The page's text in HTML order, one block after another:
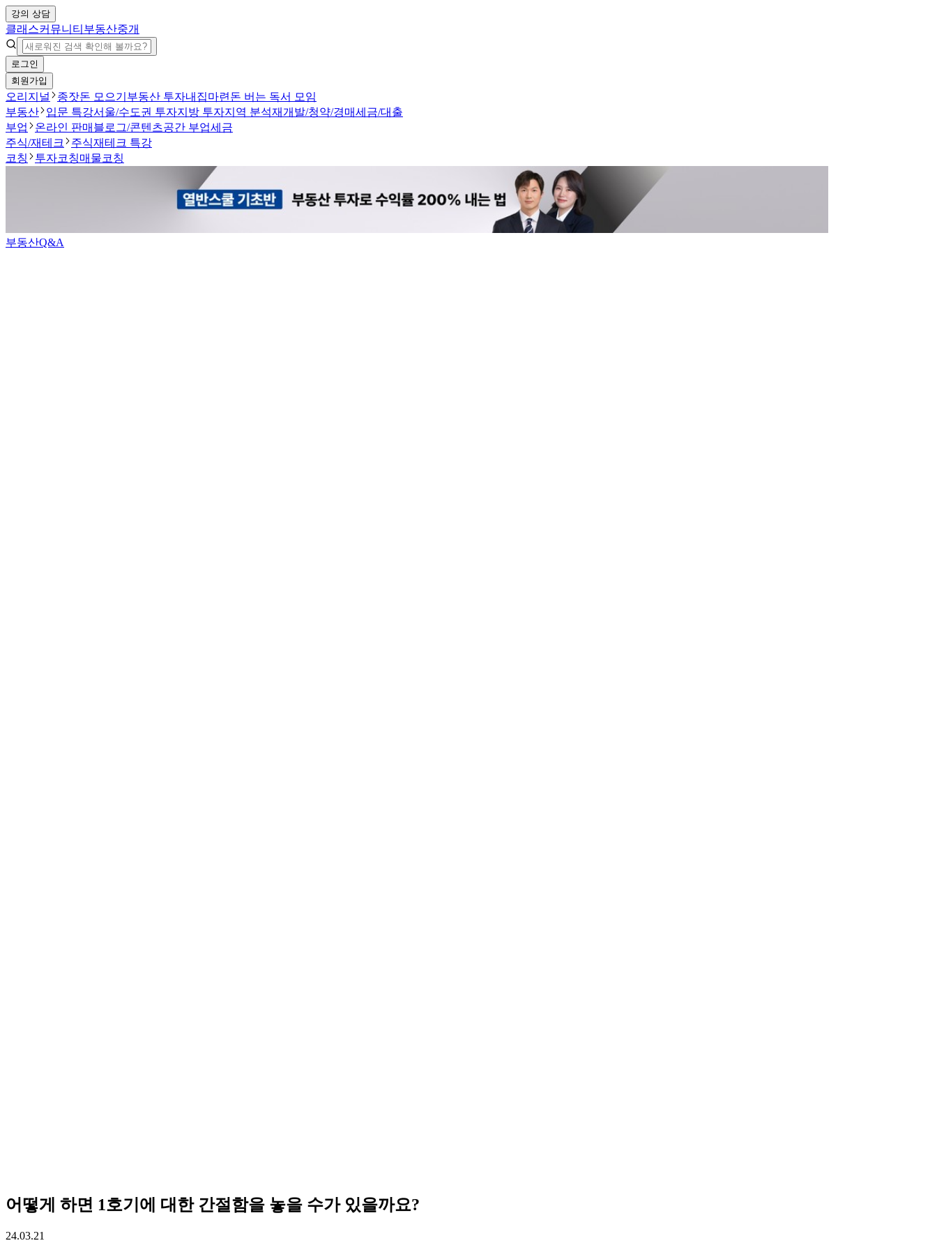
강의 상담
클래스커뮤니티 부동산중개
로그인
회원가입
오리지널 종잣돈 모으기 부동산 투자내집마련 돈 버는 독서 모임
부동산
입문 특강서울/수도권 투자지방 투자지역 분석재개발/청약/경매세금/대출
부업
온라인 판매 블로그/콘텐츠공간 부업세금
주식/재테크
주식재테크 특강
코칭
투자코칭매물코칭
부동산Q&A
어떻게 하면 1호기에 대한 간절함을 놓을 수가 있을까요?
24.03.21